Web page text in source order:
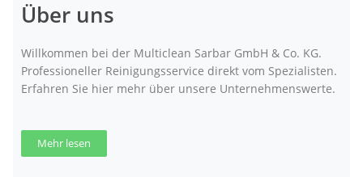
Über uns
Willkommen bei der Multiclean Sarbar GmbH & Co. KG.
Professioneller Reinigungsservice direkt vom Spezialisten.
Erfahren Sie hier mehr über unsere Unternehmenswerte.
Mehr lesen